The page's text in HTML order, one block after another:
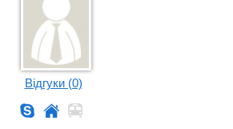
Відгуки (0)